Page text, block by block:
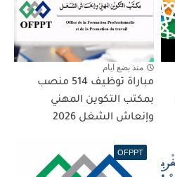
منذ بضع ايام
مباراة توظيف 514 منصب
بمكتب التكوين المهني
وإنعاش الشغل 2026
OFPPT